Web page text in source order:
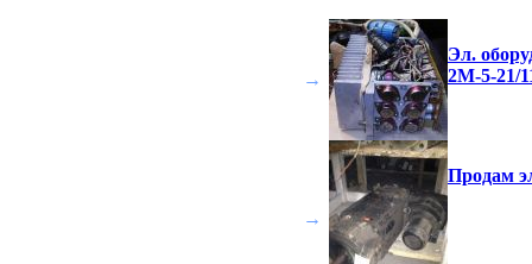
→
Эл.
2М-5-21/
→
Продам